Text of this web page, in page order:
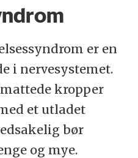
er en
i nervesystemet.
kropper
et utladet
bør
og mye.